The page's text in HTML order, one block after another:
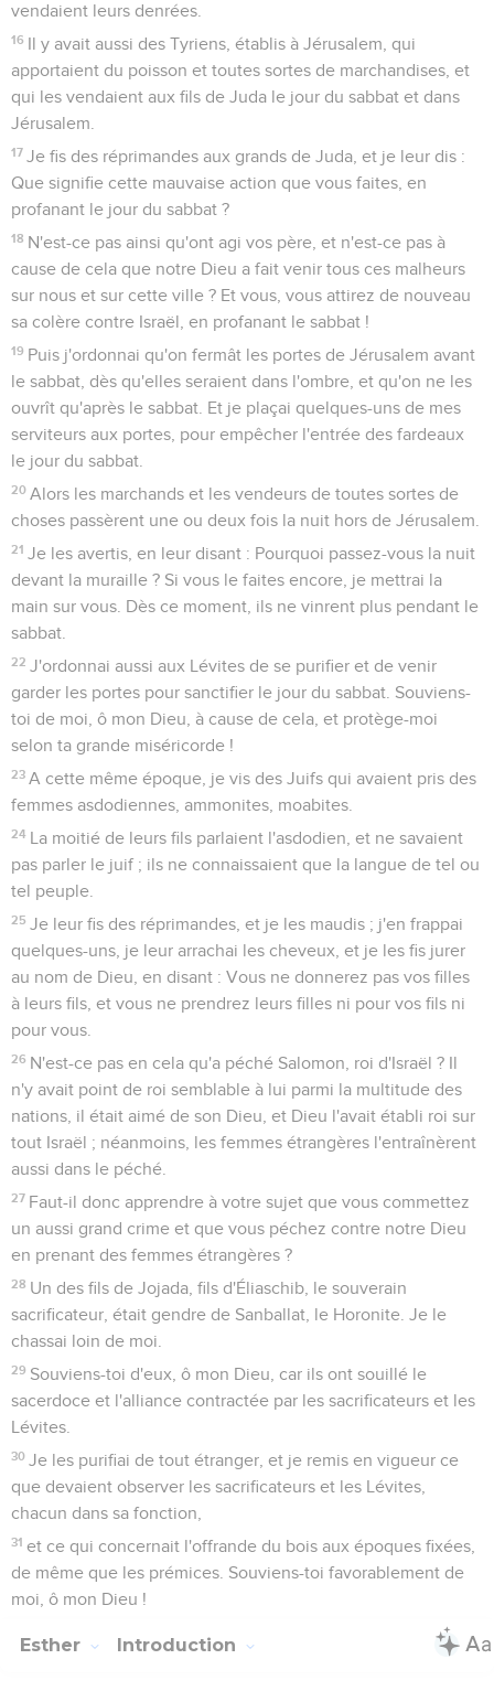
vendaient leurs denrées.
16 Il y avait aussi des Tyriens, établis à Jérusalem, qui
apportaient du poisson et toutes sortes de marchandises, et
qui les vendaient aux fils de Juda le jour du sabbat et dans
Jérusalem.
17 Je fis des réprimandes aux grands de Juda, et je leur dis :
Que signifie cette mauvaise action que vous faites, en
profanant le jour du sabbat ?
18 N'est-ce pas ainsi qu'ont agi vos père, et n'est-ce pas à
cause de cela que notre Dieu a fait venir tous ces malheurs
sur nous et sur cette ville ? Et vous, vous attirez de nouveau
sa colère contre Israël, en profanant le sabbat !
19 Puis j'ordonnai qu'on fermât les portes de Jérusalem avant
le sabbat, dès qu'elles seraient dans l'ombre, et qu'on ne les
ouvrît qu'après le sabbat. Et je plaçai quelques-uns de mes
serviteurs aux portes, pour empêcher l'entrée des fardeaux
le jour du sabbat.
20 Alors les marchands et les vendeurs de toutes sortes de
choses passèrent une ou deux fois la nuit hors de Jérusalem.
21 Je les avertis, en leur disant : Pourquoi passez-vous la nuit
devant la muraille ? Si vous le faites encore, je mettrai la
main sur vous. Dès ce moment, ils ne vinrent plus pendant le
sabbat.
22 J'ordonnai aussi aux Lévites de se purifier et de venir
garder les portes pour sanctifier le jour du sabbat. Souviens-
toi de moi, ô mon Dieu, à cause de cela, et protège-moi
selon ta grande miséricorde !
23 A cette même époque, je vis des Juifs qui avaient pris des
femmes asdodiennes, ammonites, moabites.
24 La moitié de leurs fils parlaient l'asdodien, et ne savaient
pas parler le juif ; ils ne connaissaient que la langue de tel ou
tel peuple.
25 Je leur fis des réprimandes, et je les maudis ; j'en frappai
quelques-uns, je leur arrachai les cheveux, et je les fis jurer
au nom de Dieu, en disant : Vous ne donnerez pas vos filles
à leurs fils, et vous ne prendrez leurs filles ni pour vos fils ni
pour vous.
26 N'est-ce pas en cela qu'a péché Salomon, roi d'Israël ? Il
n'y avait point de roi semblable à lui parmi la multitude des
nations, il était aimé de son Dieu, et Dieu l'avait établi roi sur
tout Israël ; néanmoins, les femmes étrangères l'entraînèrent
aussi dans le péché.
27 Faut-il donc apprendre à votre sujet que vous commettez
un aussi grand crime et que vous péchez contre notre Dieu
en prenant des femmes étrangères ?
28 Un des fils de Jojada, fils d'Éliaschib, le souverain
sacrificateur, était gendre de Sanballat, le Horonite. Je le
chassai loin de moi.
29 Souviens-toi d'eux, ô mon Dieu, car ils ont souillé le
sacerdoce et l'alliance contractée par les sacrificateurs et les
Lévites.
30 Je les purifiai de tout étranger, et je remis en vigueur ce
que devaient observer les sacrificateurs et les Lévites,
chacun dans sa fonction,
31 et ce qui concernait l'offrande du bois aux époques fixées,
de même que les prémices. Souviens-toi favorablement de
moi, ô mon Dieu !
Esther Introduction